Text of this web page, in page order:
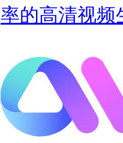
率的高清视频